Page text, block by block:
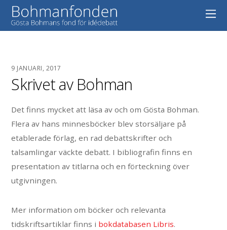
9 JANUARI, 2017
Skrivet av Bohman
Det finns mycket att läsa av och om Gösta Bohman.
Flera av hans minnesböcker blev storsäljare på
etablerade förlag, en rad debattskrifter och
talsamlingar väckte debatt. I bibliografin finns en
presentation av titlarna och en förteckning över
utgivningen.
Mer information om böcker och relevanta
tidskriftsartiklar finns i bokdatabasen Libris.